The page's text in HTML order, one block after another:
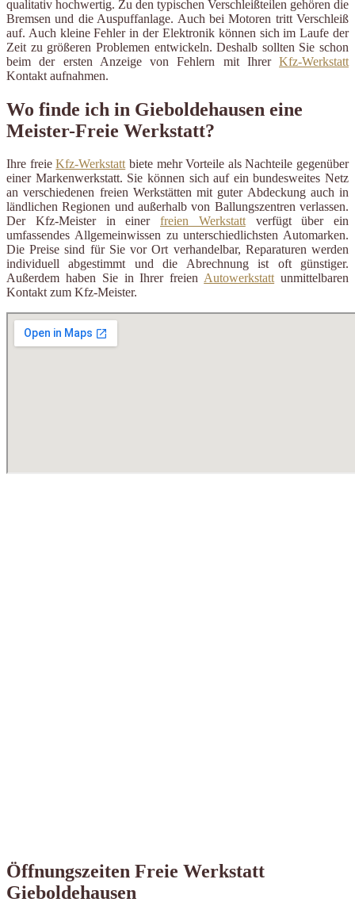
qualitativ hochwertig. Zu den typischen Verschleißteilen gehören die
Bremsen und die Auspuffanlage. Auch bei Motoren tritt Verschleiß
auf. Auch kleine Fehler in der Elektronik können sich im Laufe der
Zeit zu größeren Problemen entwickeln. Deshalb sollten Sie schon
beim der ersten Anzeige von Fehlern mit Ihrer Kfz-Werkstatt
Kontakt aufnahmen.
Wo finde ich in Gieboldehausen eine
Meister-Freie Werkstatt?
Ihre freieKfz-Werkstattbiete mehr Vorteile als Nachteile gegenüber
einer Markenwerkstatt. Sie können sich auf ein bundesweites Netz
an verschiedenen freien Werkstätten mit guter Abdeckung auch in
ländlichen Regionen und außerhalb von Ballungszentren verlassen.
Der Kfz-Meister in einer freien Werkstattverfügt über ein
umfassendes Allgemeinwissen zu unterschiedlichsten Automarken.
Die Preise sind für Sie vor Ort verhandelbar, Reparaturen werden
individuell abgestimmt und die Abrechnung ist oft günstiger.
Außerdem haben Sie in Ihrer freienAutowerkstattunmittelbaren
Kontakt zum Kfz-Meister.
Öffnungszeiten Freie Werkstatt
Gieboldehausen